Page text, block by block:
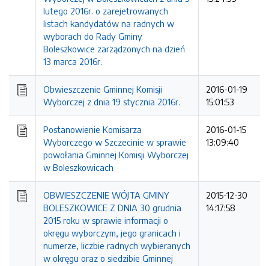
lutego 2016r. o zarejetrowanych
listach kandydatów na radnych w
wyborach do Rady Gminy
Boleszkowice zarządzonych na dzień
13 marca 2016r.
Obwieszczenie Gminnej Komisji
Wyborczej z dnia 19 stycznia 2016r.
2016-01-19
15:01:53
Postanowienie Komisarza
Wyborczego w Szczecinie w sprawie
powołania Gminnej Komisji Wyborczej
w Boleszkowicach
2016-01-15
13:09:40
OBWIESZCZENIE WÓJTA GMINY
BOLESZKOWICE Z DNIA 30 grudnia
2015 roku w sprawie informacji o
okręgu wyborczym, jego granicach i
numerze, liczbie radnych wybieranych
w okręgu oraz o siedzibie Gminnej
2015-12-30
14:17:58